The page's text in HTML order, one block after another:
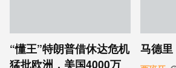
“懂王”特朗普借休达危机
猛批欧洲，美国4000万
马德里